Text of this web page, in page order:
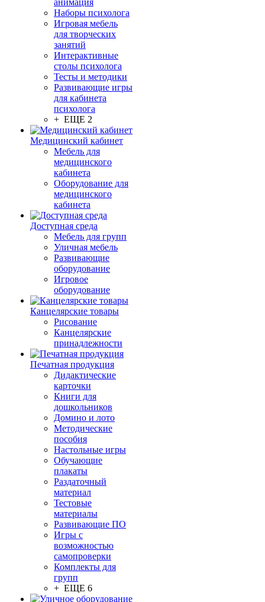
анимация
Наборы психолога
Игровая мебель
для творческих
занятий
Интерактивные
столы психолога
Тесты и методики
Развивающие игры
для кабинета
психолога
+ ЕЩЕ 2
Медицинский кабинет
Мебель для
медицинского
кабинета
Оборудование для
медицинского
кабинета
Доступная среда
Мебель для групп
Уличная мебель
Развивающие
оборудование
Игровое
оборудование
Канцелярские товары
Рисование
Канцелярские
принадлежности
Печатная продукция
Дидактические
карточки
Книги для
дошкольников
Домино и лото
Методические
пособия
Настольные игры
Обучающие
плакаты
Раздаточный
материал
Тестовые
материалы
Развивающие ПО
Игры с
возможностью
самопроверки
Комплекты для
групп
+ ЕЩЕ 6